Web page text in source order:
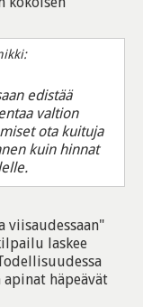
edistää
valtion
ota kuituja
kuin hinnat
viisaudessaan"
laskee
häpeävät